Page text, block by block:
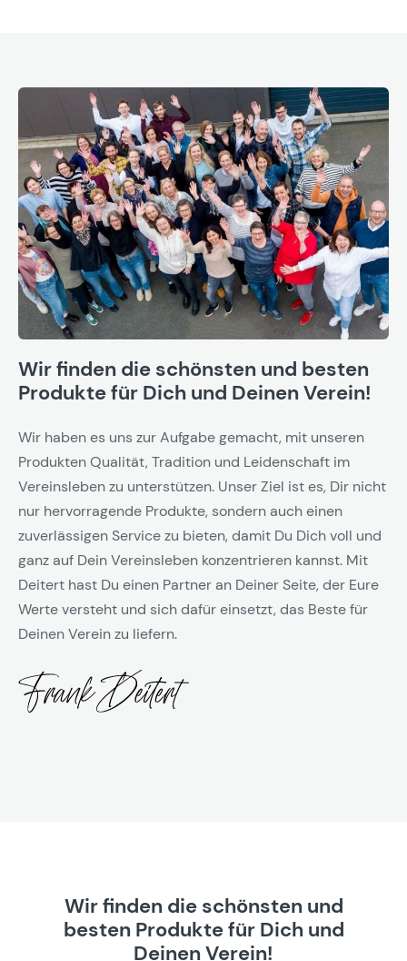
Wir finden die schönsten und besten
Produkte für Dich und Deinen Verein!
Wir haben es uns zur Aufgabe gemacht, mit unseren
Produkten Qualität, Tradition und Leidenschaft im
Vereinsleben zu unterstützen. Unser Ziel ist es, Dir nicht
nur hervorragende Produkte, sondern auch einen
zuverlässigen Service zu bieten, damit Du Dich voll und
ganz auf Dein Vereinsleben konzentrieren kannst. Mit
Deitert hast Du einen Partner an Deiner Seite, der Eure
Werte versteht und sich dafür einsetzt, das Beste für
Deinen Verein zu liefern.
Wir finden die schönsten und
besten Produkte für Dich und
Deinen Verein!